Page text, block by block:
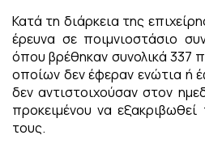
Κατά τη διάρκεια της
έρευνα σε ποιμνιοστάσιο
όπου βρέθηκαν συνολικά 337
οποίων δεν έφεραν ενώτια ή
δεν αντιστοιχούσαν στον
προκειμένου να
τους.